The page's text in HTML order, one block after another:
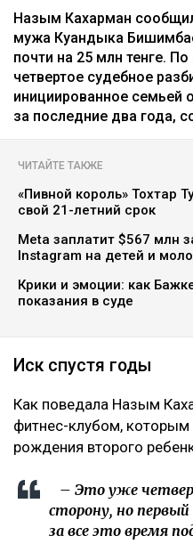
Коллаж Ulysmedia.kz
Назым Кахарман
мужа Куандыка
инициированное семьей
за последние два года,
ЧИТАЙТЕ ТАКЖЕ
«Пивной король» Тохтар
Meta заплатит $567 млн
Instagram на детей и